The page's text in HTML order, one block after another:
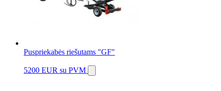
Puspriekabės riešutams "GF"
5200 EUR su PVM